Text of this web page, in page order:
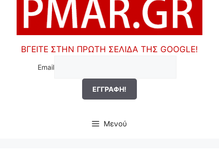
ΒΓΕΙΤΕ ΣΤΗΝ ΠΡΩΤΗ ΣΕΛΙΔΑ ΤΗΣ GOOGLE!
Email
Μενού